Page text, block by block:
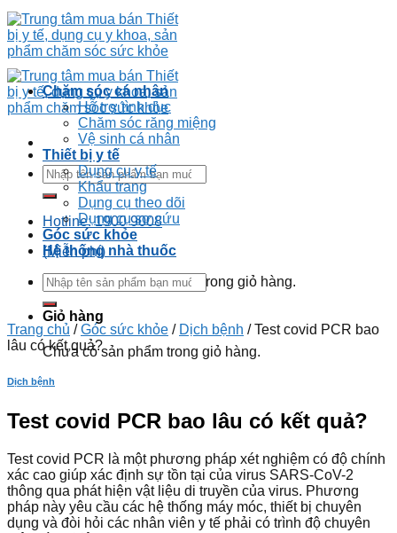
Hotline: 1900 9008
(Miễn phí)
Chưa có sản phẩm trong giỏ hàng.
Giỏ hàng
Chưa có sản phẩm trong giỏ hàng.
Chăm sóc cá nhân
Hỗ trợ tình dục
Chăm sóc răng miệng
Vệ sinh cá nhân
Thiết bị y tế
Dụng cụ y tế
Khẩu trang
Dụng cụ theo dõi
Dụng cụ sơ cứu
Góc sức khỏe
Hệ thống nhà thuốc
Trang chủ / Góc sức khỏe / Dịch bệnh /Test covid PCR bao
lâu có kết quả?
Dịch bệnh
Test covid PCR bao lâu có kết quả?
Test covid PCR là một phương pháp xét nghiệm có độ chính
xác cao giúp xác định sự tồn tại của virus SARS-CoV-2
thông qua phát hiện vật liệu di truyền của virus. Phương
pháp này yêu cầu các hệ thống máy móc, thiết bị chuyên
dụng và đòi hỏi các nhân viên y tế phải có trình độ chuyên